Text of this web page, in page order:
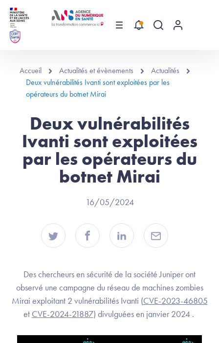
Aller au contenu principal
Menu Recherche
Menu
Accueil Actualités et évènements
Actualités
Deux vulnérabilités Ivanti sont exploitées par les
opérateurs du botnet Mirai
Deux vulnérabilités
Ivanti sont exploitées
par les opérateurs du
botnet Mirai
16/05/2024
Des chercheurs en sécurité de la société Juniper ont
observé une campagne du réseau de machines zombies
Mirai exploitant 2 vulnérabilités Ivanti (CVE-2023-46805
et CVE-2024-21887) divulguées en janvier 2024 .